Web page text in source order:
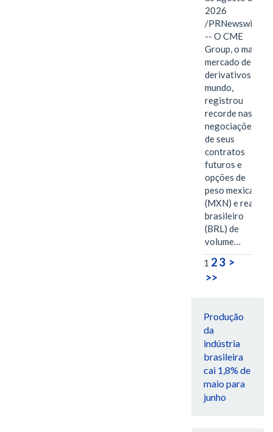
2026
/PRNewswire/
-- O CME
Group, o maior
mercado de
derivativos do
mundo,
registrou
recorde nas
negociações
de seus
contratos
futuros e
opções de
peso mexicano
(MXN) e real
brasileiro
(BRL) de
volume…
1 23 >
>>
Produção
da
indústria
brasileira
cai 1,8% de
maio para
junho